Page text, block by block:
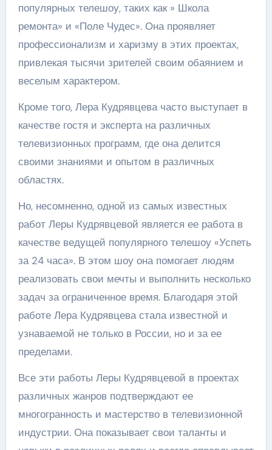
популярных телешоу, таких как » Школа
ремонта» и «Поле Чудес». Она проявляет
профессионализм и харизму в этих проектах,
привлекая тысячи зрителей своим обаянием и
веселым характером.
Кроме того, Лера Кудрявцева часто выступает в
качестве гостя и эксперта на различных
телевизионных программ, где она делится
своими знаниями и опытом в различных
областях.
Но, несомненно, одной из самых известных
работ Леры Кудрявцевой является ее работа в
качестве ведущей популярного телешоу «Успеть
за 24 часа». В этом шоу она помогает людям
реализовать свои мечты и выполнить несколько
задач за ограниченное время. Благодаря этой
работе Лера Кудрявцева стала известной и
узнаваемой не только в России, но и за ее
пределами.
Все эти работы Леры Кудрявцевой в проектах
различных жанров подтверждают ее
многогранность и мастерство в телевизионной
индустрии. Она показывает свои таланты и